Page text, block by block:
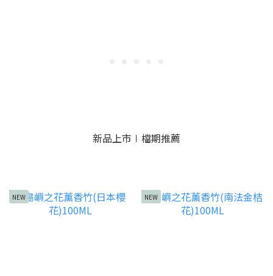
新品上市∣檔期推薦
NEW NEW